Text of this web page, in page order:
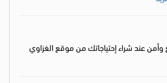
عند شراء إحتياجاتك من موقع الغزاوي